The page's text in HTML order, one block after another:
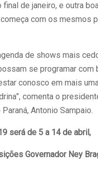
de janeiro, e outra
com os mesmos
de shows mais
se programar com
conosco em mais
comenta o
Antonio Sampaio.
será de 5 a 14 de abril,
Governador Ney